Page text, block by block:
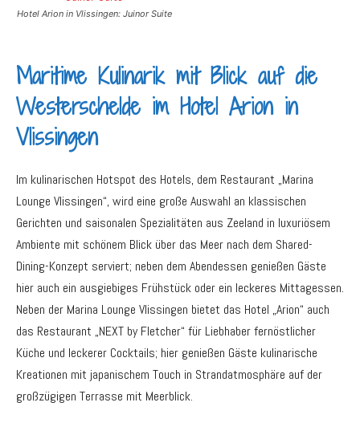
Hotel Arion in Vlissingen: Juinor Suite
Maritime Kulinarik mit Blick auf die
Westerschelde im Hotel Arion in
Vlissingen
Im kulinarischen Hotspot des Hotels, dem Restaurant „Marina
Lounge Vlissingen“, wird eine große Auswahl an klassischen
Gerichten und saisonalen Spezialitäten aus Zeeland in luxuriösem
Ambiente mit schönem Blick über das Meer nach dem Shared-
Dining-Konzept serviert; neben dem Abendessen genießen Gäste
hier auch ein ausgiebiges Frühstück oder ein leckeres Mittagessen.
Neben der Marina Lounge Vlissingen bietet das Hotel „Arion“ auch
das Restaurant „NEXT by Fletcher“ für Liebhaber fernöstlicher
Küche und leckerer Cocktails; hier genießen Gäste kulinarische
Kreationen mit japanischem Touch in Strandatmosphäre auf der
großzügigen Terrasse mit Meerblick.